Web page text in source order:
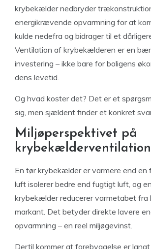
krybekælder nedbryder
energikrævende opvarmning for at
kulde nedefra og bidrager til et
Ventilation af krybekælderen er en
investering – ikke bare for boligens
dens levetid.
Og hvad koster det? Det er et
sig, men sjældent finder et konkret
Miljøperspektivet på
krybekælderventilation
En tør krybekælder er varmere end en
luft isolerer bedre end fugtigt luft, og
krybekælder reducerer varmetabet fra
markant. Det betyder direkte lavere
opvarmning – en reel miljøgevinst.
Dertil kommer at forebyggelse er